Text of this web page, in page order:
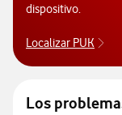
dispositivo.
Localizar PUK
Los